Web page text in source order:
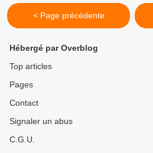
< Page précédente
Hébergé par Overblog
Top articles
Pages
Contact
Signaler un abus
C.G.U.